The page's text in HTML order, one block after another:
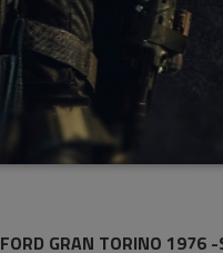
FORD GRAN TORINO 1976 -